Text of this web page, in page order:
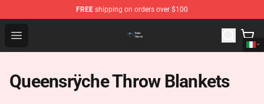
FREE shipping on orders over $100
Open menu
Queensrÿche Store - Official Queensrÿche Merchandise
Queensrÿche Throw Blankets